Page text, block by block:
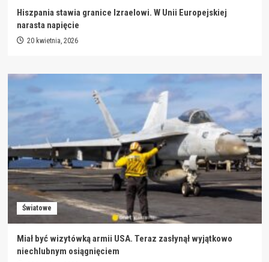
Hiszpania stawia granice Izraelowi. W Unii Europejskiej
narasta napięcie
20 kwietnia, 2026
Światowe
Miał być wizytówką armii USA. Teraz zasłynął wyjątkowo
niechlubnym osiągnięciem